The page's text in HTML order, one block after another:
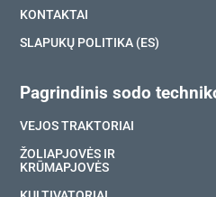
KONTAKTAI
SLAPUKŲ POLITIKA (ES)
Pagrindinis sodo
VEJOS TRAKTORIAI
ŽOLIAPJOVĖS IR
KRŪMAPJOVĖS